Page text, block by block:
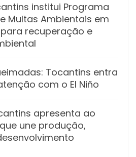
institui Programa
Multas Ambientais em
recuperação e
Tocantins entra
com o El Niño
apresenta ao
une produção,